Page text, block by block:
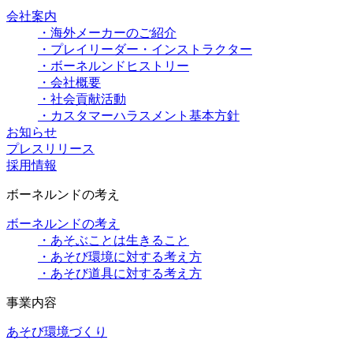
会社案内
・海外メーカーのご紹介
・プレイリーダー・インストラクター
・ボーネルンドヒストリー
・会社概要
・社会貢献活動
・カスタマーハラスメント基本方針
お知らせ
プレスリリース
採用情報
ボーネルンドの考え
ボーネルンドの考え
・あそぶことは生きること
・あそび環境に対する考え方
・あそび道具に対する考え方
事業内容
あそび環境づくり